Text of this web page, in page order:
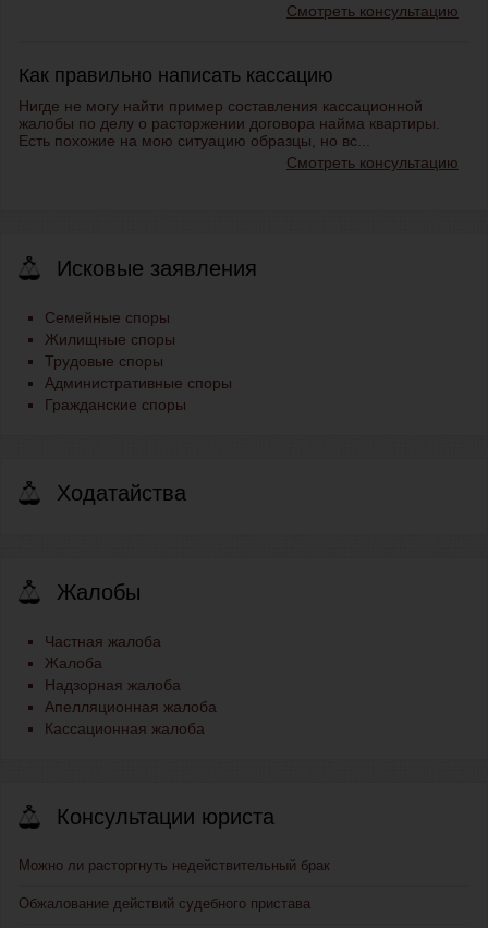
Смотреть консультацию
Как правильно написать кассацию
Нигде не могу найти пример составления кассационной
жалобы по делу о расторжении договора найма квартиры.
Есть похожие на мою ситуацию образцы, но вс...
Смотреть консультацию
Исковые заявления
Семейные споры
Жилищные споры
Трудовые споры
Административные споры
Гражданские споры
Ходатайства
Жалобы
Частная жалоба
Жалоба
Надзорная жалоба
Апелляционная жалоба
Кассационная жалоба
Консультации юриста
Можно ли расторгнуть недействительный брак
Обжалование действий судебного пристава